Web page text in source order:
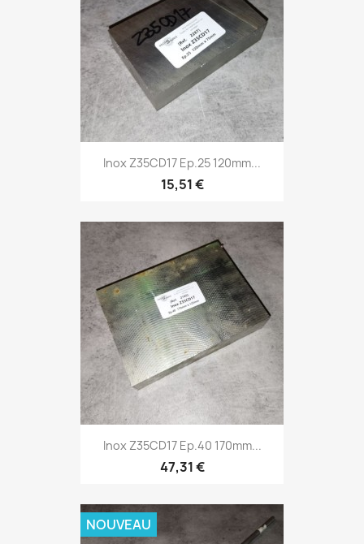
Inox Z35CD17 Ep.25 120mm...
15,51 €
Inox Z35CD17 Ep.40 170mm...
47,31 €
NOUVEAU